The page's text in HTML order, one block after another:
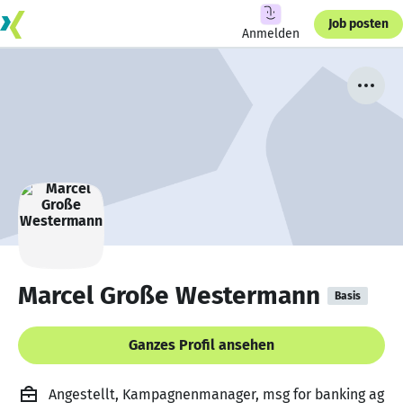
Anmelden
Job posten
Marcel Große Westermann Basis
Ganzes Profil ansehen
Angestellt, Kampagnenmanager, msg for banking ag